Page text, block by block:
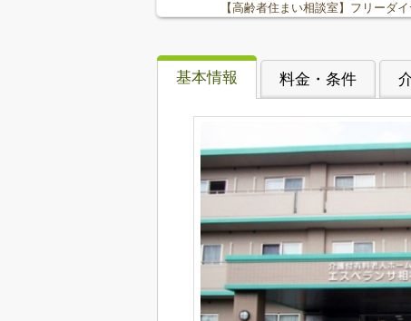
【高齢者住まい相談室】フリーダイ
基本情報 料金・条件